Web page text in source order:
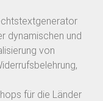
dynamischen und
von
für die Länder